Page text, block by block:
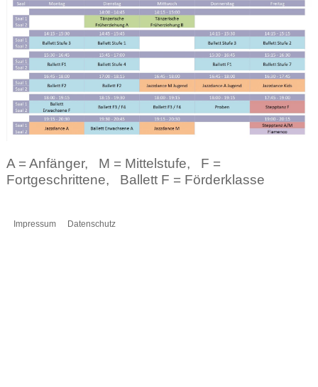
A = Anfänger, M = Mittelstufe, F =
Fortgeschrittene, Ballett F = Förderklasse
Impressum Datenschutz